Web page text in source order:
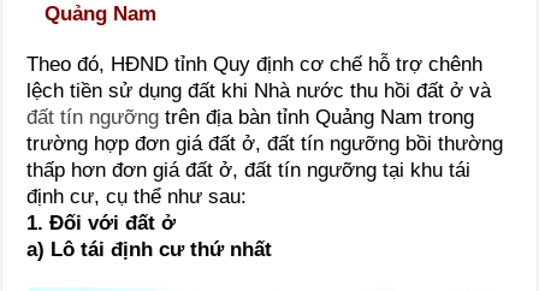
Quảng Nam
Theo đó, HĐND tỉnh Quy định cơ chế hỗ trợ chênh
lệch tiền sử dụng đất khi Nhà nước thu hồi đất ở và
đất tín ngưỡng trên địa bàn tỉnh Quảng Nam trong
trường hợp đơn giá đất ở, đất tín ngưỡng bồi thường
thấp hơn đơn giá đất ở, đất tín ngưỡng tại khu tái
định cư, cụ thể như sau:
1. Đối với đất ở
a) Lô tái định cư thứ nhất